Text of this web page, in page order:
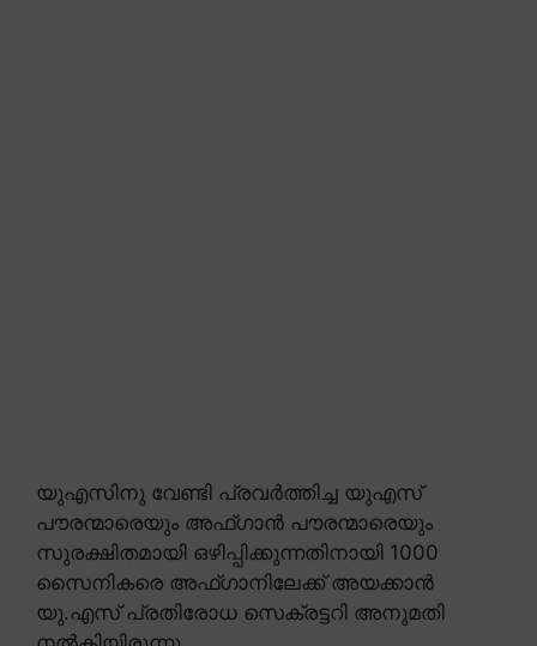
യുഎസിനു വേണ്ടി പ്രവർത്തിച്ച യുഎസ്
പൗരന്മാരെയും അഫ്ഗാൻ പൗരന്മാരെയും
സുരക്ഷിതമായി ഒഴിപ്പിക്കുന്നതിനായി 1000
സൈനികരെ അഫ്ഗാനിലേക്ക് അയക്കാൻ
യു.എസ് പ്രതിരോധ സെക്രട്ടറി അനുമതി